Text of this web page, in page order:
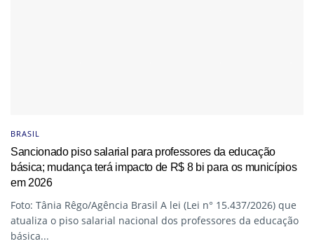
BRASIL
Sancionado piso salarial para professores da educação
básica; mudança terá impacto de R$ 8 bi para os municípios
em 2026
Foto: Tânia Rêgo/Agência Brasil A lei (Lei n° 15.437/2026) que
atualiza o piso salarial nacional dos professores da educação
básica...